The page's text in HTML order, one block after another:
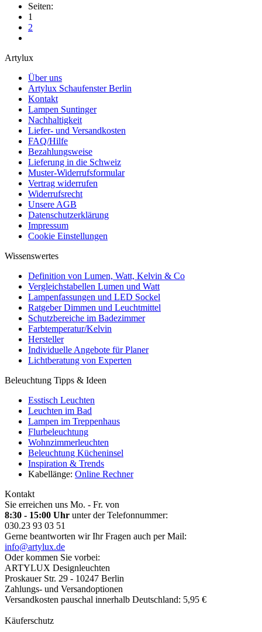
Seiten:
1
2
Artylux
Über uns
Artylux Schaufenster Berlin
Kontakt
Lampen Suntinger
Nachhaltigkeit
Liefer- und Versandkosten
FAQ/Hilfe
Bezahlungsweise
Lieferung in die Schweiz
Muster-Widerrufsformular
Vertrag widerrufen
Widerrufsrecht
Unsere AGB
Datenschutzerklärung
Impressum
Cookie Einstellungen
Wissenswertes
Definition von Lumen, Watt, Kelvin & Co
Vergleichstabellen Lumen und Watt
Lampenfassungen und LED Sockel
Ratgeber Dimmen und Leuchtmittel
Schutzbereiche im Badezimmer
Farbtemperatur/Kelvin
Hersteller
Individuelle Angebote für Planer
Lichtberatung von Experten
Beleuchtung Tipps & Ideen
Esstisch Leuchten
Leuchten im Bad
Lampen im Treppenhaus
Flurbeleuchtung
Wohnzimmerleuchten
Beleuchtung Kücheninsel
Inspiration & Trends
Kabellänge: Online Rechner
Kontakt
Sie erreichen uns Mo. - Fr. von
8:30 - 15:00 Uhr unter der Telefonnummer:
030.23 93 03 51
Gerne beantworten wir Ihr Fragen auch per Mail:
info@artylux.de
Oder kommen Sie vorbei:
ARTYLUX Designleuchten
Proskauer Str. 29 - 10247 Berlin
Zahlungs- und Versandoptionen
Versandkosten pauschal innerhalb Deutschland: 5,95 €
Käuferschutz